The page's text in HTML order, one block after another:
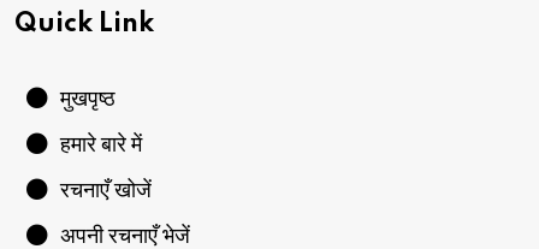
Quick Link
मुखपृष्ठ
हमारे बारे में
रचनाएँ खोजें
अपनी रचनाएँ भेजें